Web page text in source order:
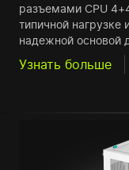
разъемами CPU
типичной
надежной основой
Узнать больше